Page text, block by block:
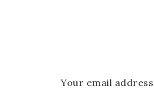
Your email